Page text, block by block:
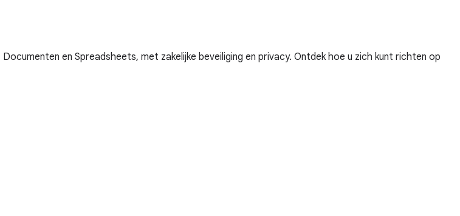
en Spreadsheets, met zakelijke beveiliging en privacy. Ontdek hoe u zich kunt richten op